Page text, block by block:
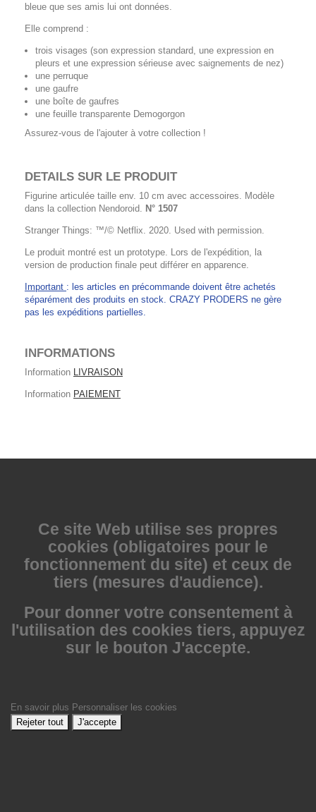
bleue que ses amis lui ont données.
Elle comprend :
trois visages (son expression standard, une expression en
pleurs et une expression sérieuse avec saignements de nez)
une perruque
une gaufre
une boîte de gaufres
une feuille transparente Demogorgon
Assurez-vous de l'ajouter à votre collection !
DETAILS SUR LE PRODUIT
Figurine articulée taille env. 10 cm avec accessoires. Modèle
dans la collection Nendoroid. N° 1507
Stranger Things: ™/© Netflix. 2020. Used with permission.
Le produit montré est un prototype. Lors de l'expédition, la
version de production finale peut différer en apparence.
Important : les articles en précommande doivent être achetés
séparément des produits en stock. CRAZY PRODERS ne gère
pas les expéditions partielles.
INFORMATIONS
Information LIVRAISON
Information PAIEMENT
Ce site Web utilise ses propres
cookies (obligatoires pour le
fonctionnement du site) et ceux de
tiers (mesures d'audience).
Pour donner votre consentement à
l'utilisation des cookies tiers, appuyez
sur le bouton J'accepte.
En savoir plus Personnaliser les cookies
Rejeter tout
J'accepte